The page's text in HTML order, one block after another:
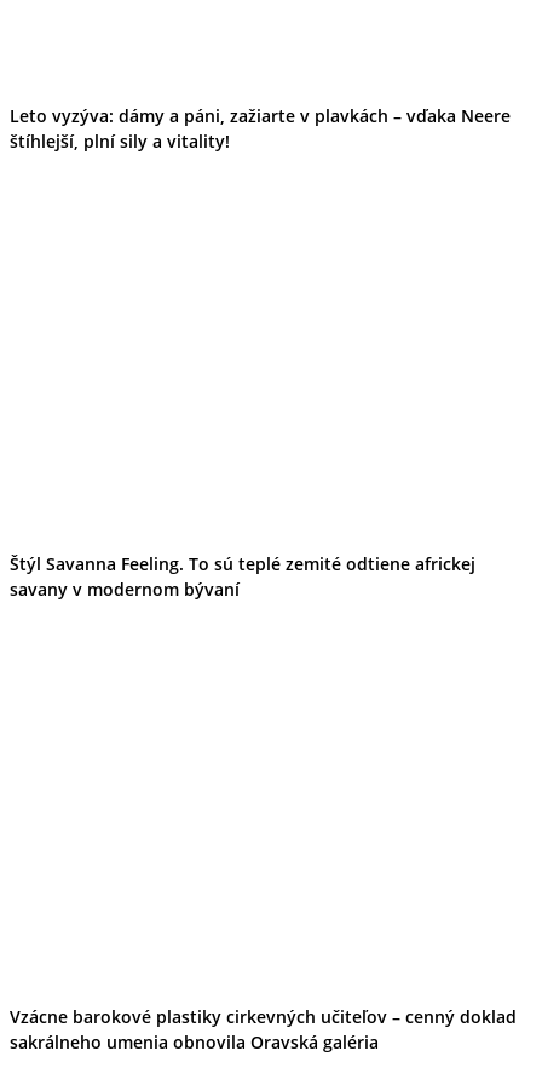
Podujatia
Výstava
Leto vyzýva: dámy a páni, zažiarte v plavkách – vďaka Neere
štíhlejší, plní sily a vitality!
Štýl Savanna Feeling. To sú teplé zemité odtiene africkej
savany v modernom bývaní
Vzácne barokové plastiky cirkevných učiteľov – cenný doklad
sakrálneho umenia obnovila Oravská galéria